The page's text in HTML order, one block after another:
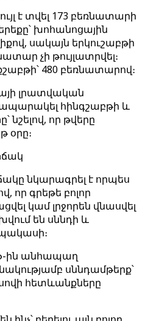
է տվել 173 բեռնատարի
խոհանոցային
սակայն երկուշաբթի
չի թույլատրվել։
480 բեռնատարով։
լրատվական
հինգշաբթի և
նշելով, որ թվերը
օրը։
նկարագրել է որպես
որ գրեթե բոլոր
կամ լրջորեն վնասվել
են սննդի և
ին անհապաղ
սննդամթերք՝
սովի հետևանքները